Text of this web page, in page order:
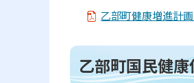
乙部町健康増進計
ッ
乙部町国民健